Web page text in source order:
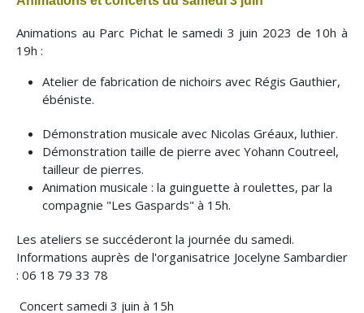
Animations au Parc Pichat le samedi 3 juin 2023 de 10h à
19h :
Atelier de fabrication de nichoirs avec Régis Gauthier,
ébéniste.
Démonstration musicale avec Nicolas Gréaux, luthier.
Démonstration taille de pierre avec Yohann Coutreel,
tailleur de pierres.
Animation musicale : la guinguette à roulettes, par la
compagnie "Les Gaspards" à 15h.
Les ateliers se succéderont la journée du samedi.
Informations auprès de l'organisatrice Jocelyne Sambardier
: 06 18 79 33 78
Concert samedi 3 juin à 15h